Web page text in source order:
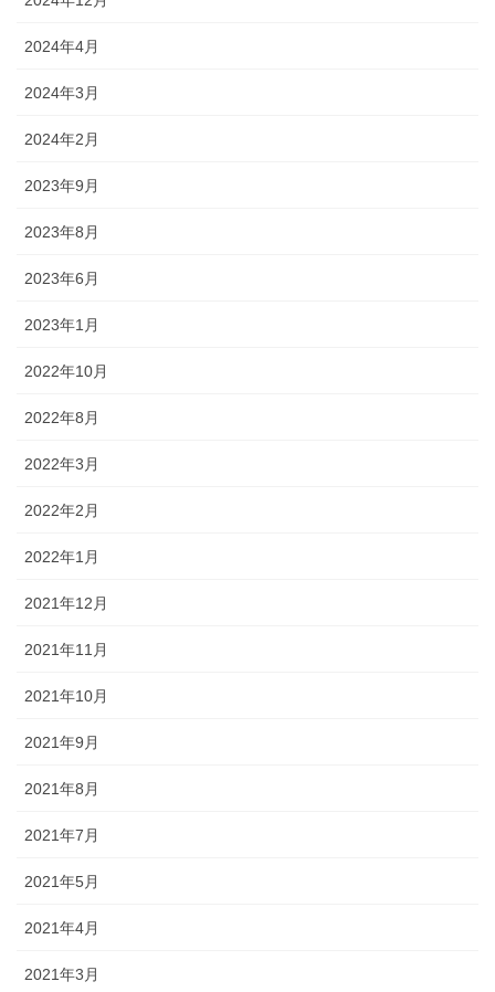
2024年4月
2024年3月
2024年2月
2023年9月
2023年8月
2023年6月
2023年1月
2022年10月
2022年8月
2022年3月
2022年2月
2022年1月
2021年12月
2021年11月
2021年10月
2021年9月
2021年8月
2021年7月
2021年5月
2021年4月
2021年3月